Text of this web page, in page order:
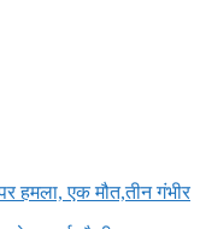
हमला, एक मौत,तीन गंभीर